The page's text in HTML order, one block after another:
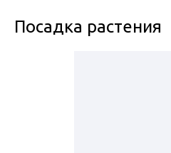
Посадка растения